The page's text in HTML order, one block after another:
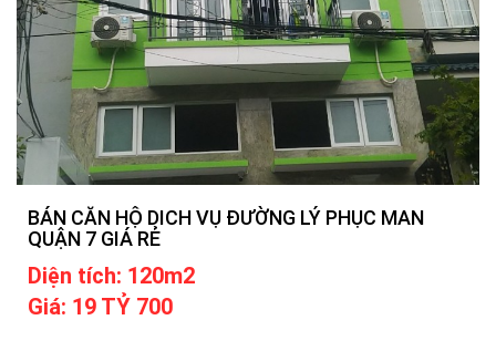
BÁN CĂN HỘ DICH VỤ ĐƯỜNG LÝ PHỤC MAN
QUẬN 7 GIÁ RẺ
Diện tích: 120m2
Giá: 19 TỶ 700